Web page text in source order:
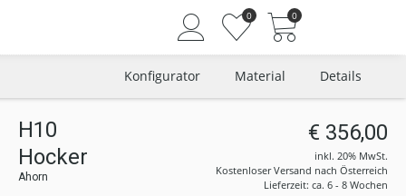
0 0
Konfigurator Material Details
H10
Hocker
Ahorn
€ 356,00
inkl. 20% MwSt.
Kostenloser Versand nach Österreich
Lieferzeit: ca. 6 - 8 Wochen